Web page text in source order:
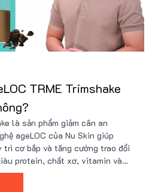
TRME Trimshake
là sản phẩm giảm cân an
ageLOC của Nu Skin giúp
trì cơ bắp và tăng cường trao đổi
protein, chất xơ, vitamin và
hỗ trợ cải thiện vóc dáng hiệu
để có giá ưu đãi!